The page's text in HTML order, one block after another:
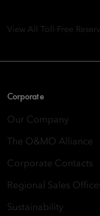
View All Toll-Free
Corporate
Our Company
The O&MO Alliance
Corporate Contacts
Regional Sales
Sustainability